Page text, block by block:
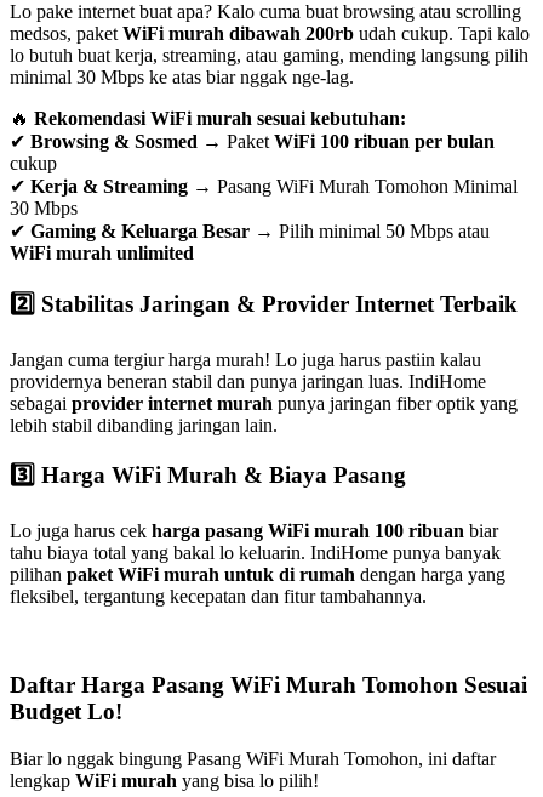
Lo pake internet buat apa? Kalo cuma buat browsing atau scrolling
medsos, paket WiFi murah dibawah 200rb udah cukup. Tapi kalo
lo butuh buat kerja, streaming, atau gaming, mending langsung pilih
minimal 30 Mbps ke atas biar nggak nge-lag.
🔥 Rekomendasi WiFi murah sesuai kebutuhan:
✔ Browsing & Sosmed → Paket WiFi 100 ribuan per bulan
cukup
✔ Kerja & Streaming → Pasang WiFi Murah Tomohon Minimal
30 Mbps
✔ Gaming & Keluarga Besar → Pilih minimal 50 Mbps atau
WiFi murah unlimited
2️⃣ Stabilitas Jaringan & Provider Internet Terbaik
Jangan cuma tergiur harga murah! Lo juga harus pastiin kalau
providernya beneran stabil dan punya jaringan luas. IndiHome
sebagai provider internet murah punya jaringan fiber optik yang
lebih stabil dibanding jaringan lain.
3️⃣ Harga WiFi Murah & Biaya Pasang
Lo juga harus cek harga pasang WiFi murah 100 ribuan biar
tahu biaya total yang bakal lo keluarin. IndiHome punya banyak
pilihan paket WiFi murah untuk di rumah dengan harga yang
fleksibel, tergantung kecepatan dan fitur tambahannya.
Daftar Harga Pasang WiFi Murah Tomohon Sesuai
Budget Lo!
Biar lo nggak bingung Pasang WiFi Murah Tomohon, ini daftar
lengkap WiFi murah yang bisa lo pilih!